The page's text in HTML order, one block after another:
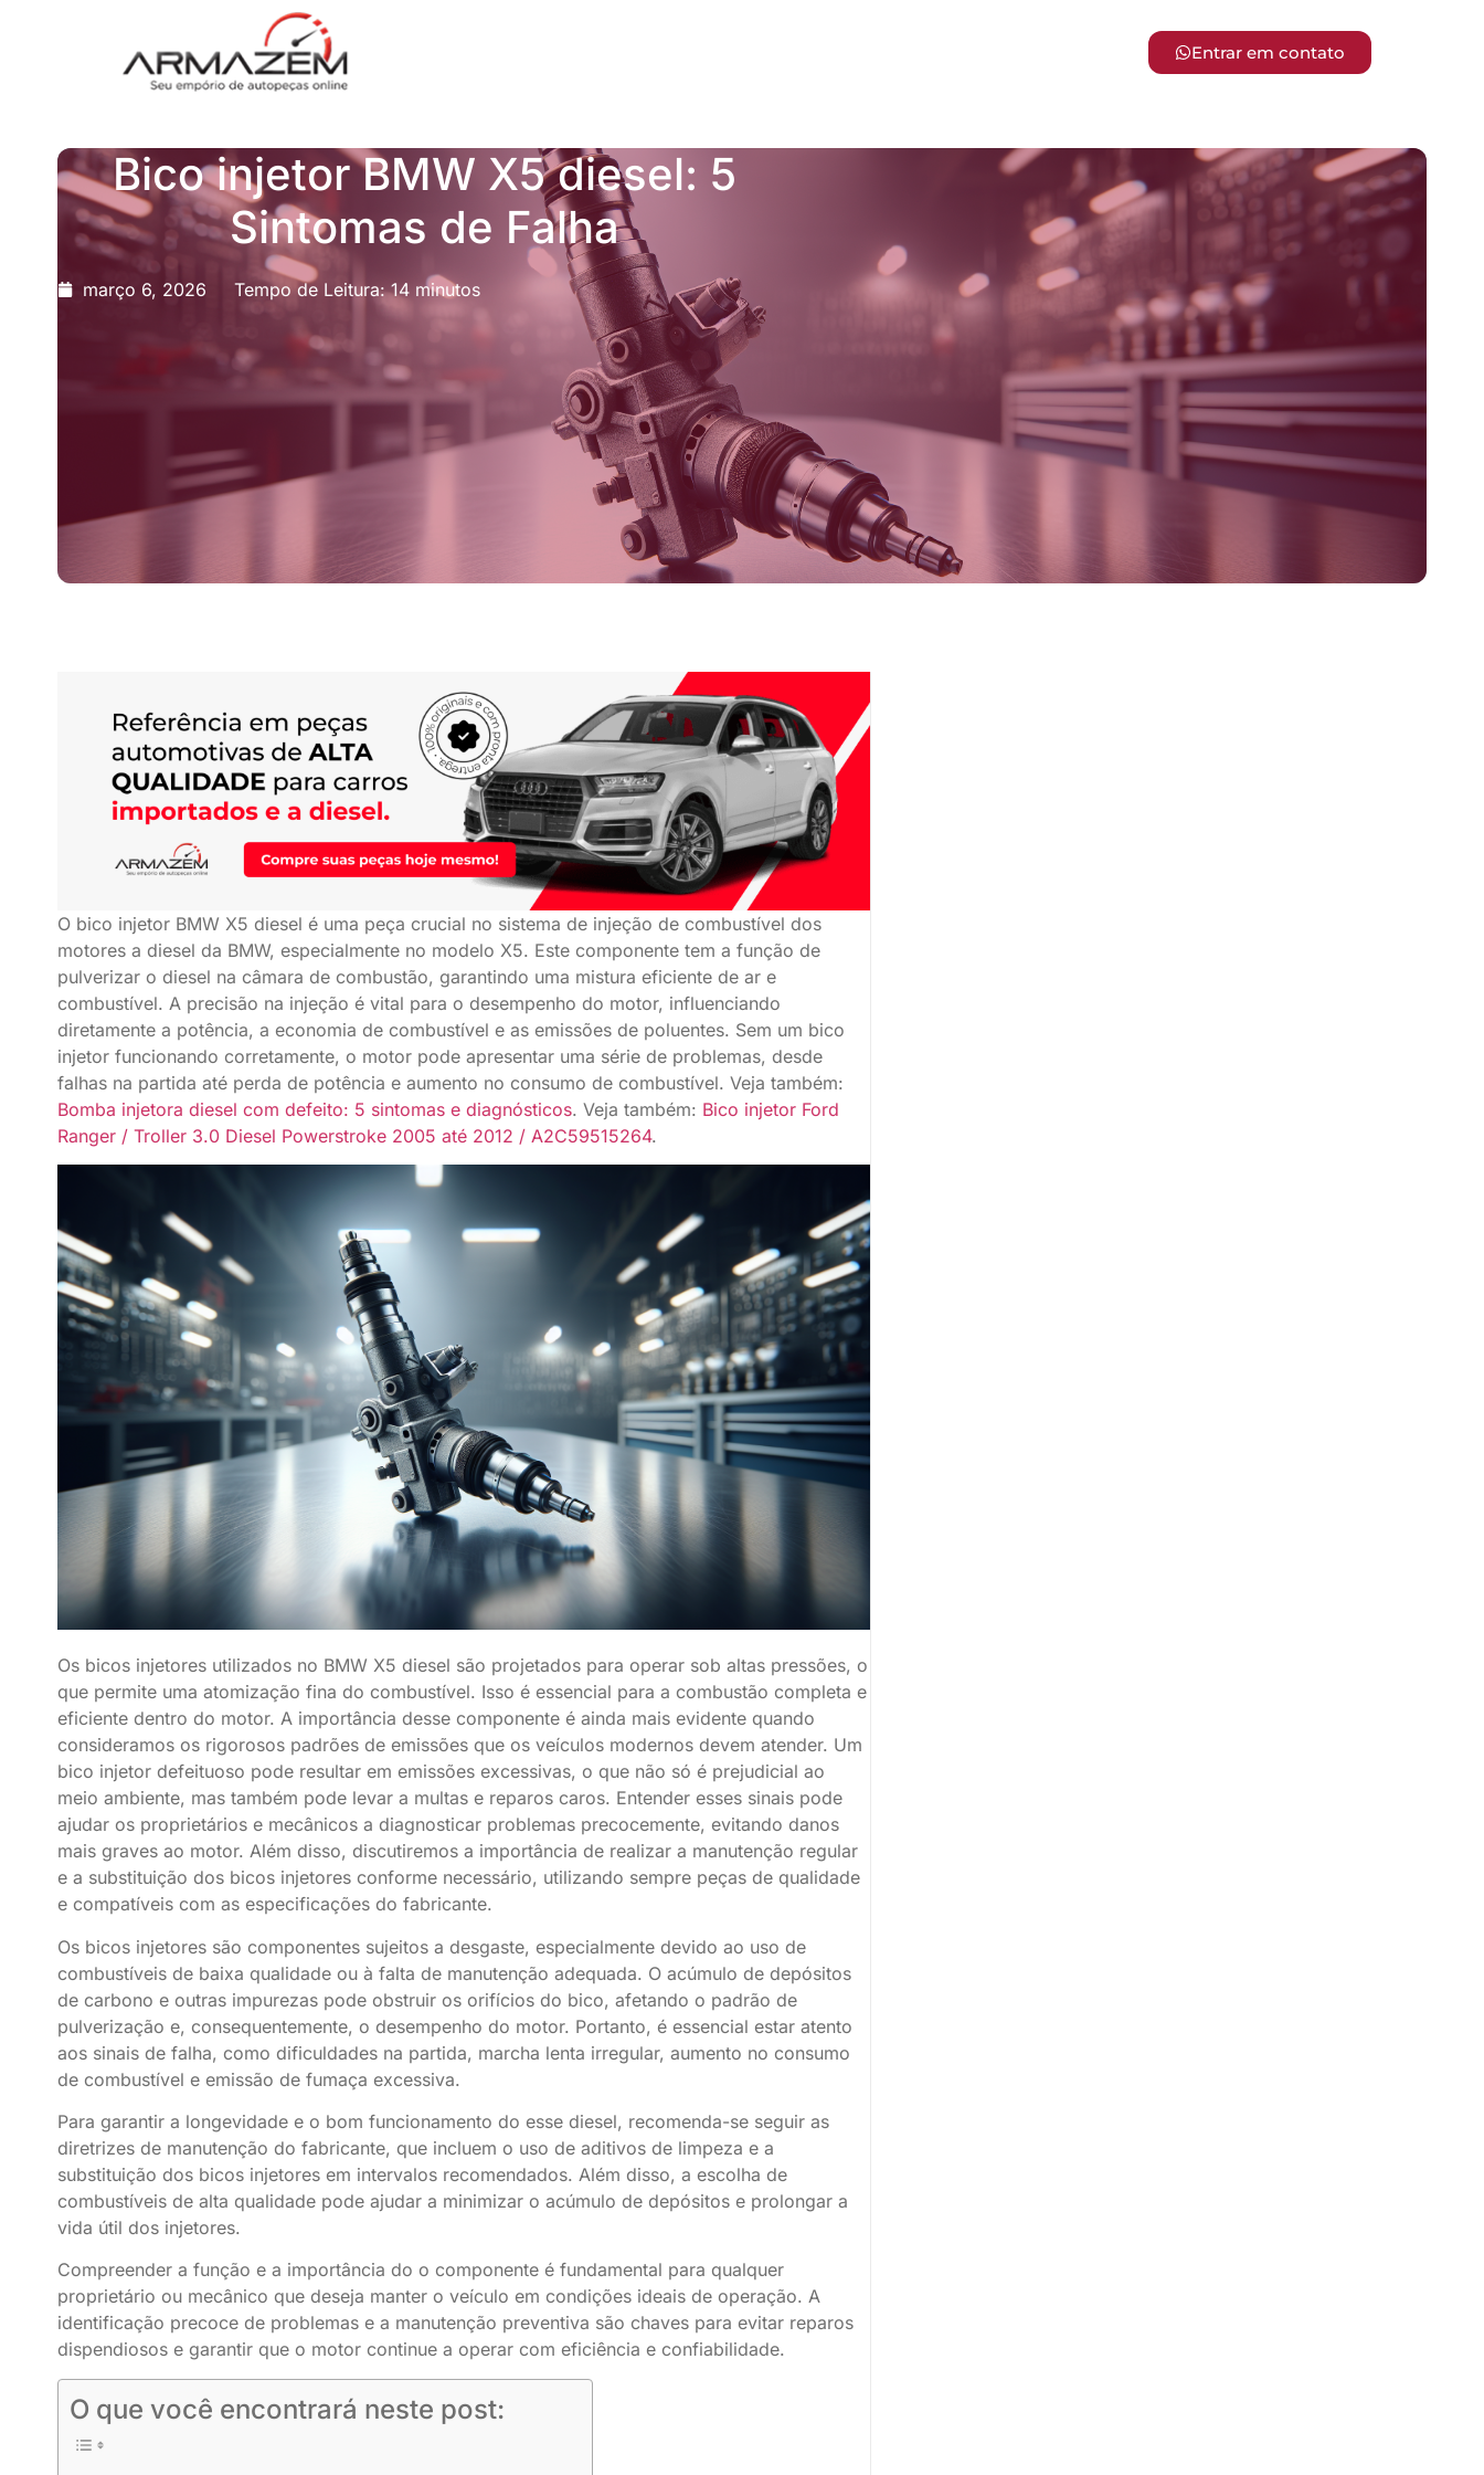
Entrar em contato
Bico injetor BMW X5 diesel: 5
Sintomas de Falha
março 6, 2026 Tempo de Leitura: 14 minutos
O bico injetor BMW X5 diesel é uma peça crucial no sistema de injeção de combustível dos
motores a diesel da BMW, especialmente no modelo X5. Este componente tem a função de
pulverizar o diesel na câmara de combustão, garantindo uma mistura eficiente de ar e
combustível. A precisão na injeção é vital para o desempenho do motor, influenciando
diretamente a potência, a economia de combustível e as emissões de poluentes. Sem um bico
injetor funcionando corretamente, o motor pode apresentar uma série de problemas, desde
falhas na partida até perda de potência e aumento no consumo de combustível. Veja também:
Bomba injetora diesel com defeito: 5 sintomas e diagnósticos. Veja também: Bico injetor Ford
Ranger / Troller 3.0 Diesel Powerstroke 2005 até 2012 / A2C59515264.
Os bicos injetores utilizados no BMW X5 diesel são projetados para operar sob altas pressões, o
que permite uma atomização fina do combustível. Isso é essencial para a combustão completa e
eficiente dentro do motor. A importância desse componente é ainda mais evidente quando
consideramos os rigorosos padrões de emissões que os veículos modernos devem atender. Um
bico injetor defeituoso pode resultar em emissões excessivas, o que não só é prejudicial ao
meio ambiente, mas também pode levar a multas e reparos caros. Entender esses sinais pode
ajudar os proprietários e mecânicos a diagnosticar problemas precocemente, evitando danos
mais graves ao motor. Além disso, discutiremos a importância de realizar a manutenção regular
e a substituição dos bicos injetores conforme necessário, utilizando sempre peças de qualidade
e compatíveis com as especificações do fabricante.
Os bicos injetores são componentes sujeitos a desgaste, especialmente devido ao uso de
combustíveis de baixa qualidade ou à falta de manutenção adequada. O acúmulo de depósitos
de carbono e outras impurezas pode obstruir os orifícios do bico, afetando o padrão de
pulverização e, consequentemente, o desempenho do motor. Portanto, é essencial estar atento
aos sinais de falha, como dificuldades na partida, marcha lenta irregular, aumento no consumo
de combustível e emissão de fumaça excessiva.
Para garantir a longevidade e o bom funcionamento do esse diesel, recomenda-se seguir as
diretrizes de manutenção do fabricante, que incluem o uso de aditivos de limpeza e a
substituição dos bicos injetores em intervalos recomendados. Além disso, a escolha de
combustíveis de alta qualidade pode ajudar a minimizar o acúmulo de depósitos e prolongar a
vida útil dos injetores.
Compreender a função e a importância do o componente é fundamental para qualquer
proprietário ou mecânico que deseja manter o veículo em condições ideais de operação. A
identificação precoce de problemas e a manutenção preventiva são chaves para evitar reparos
dispendiosos e garantir que o motor continue a operar com eficiência e confiabilidade.
O que você encontrará neste post: